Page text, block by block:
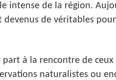
intense de la région.
devenus de véritables
part à la rencontre de
naturalistes ou